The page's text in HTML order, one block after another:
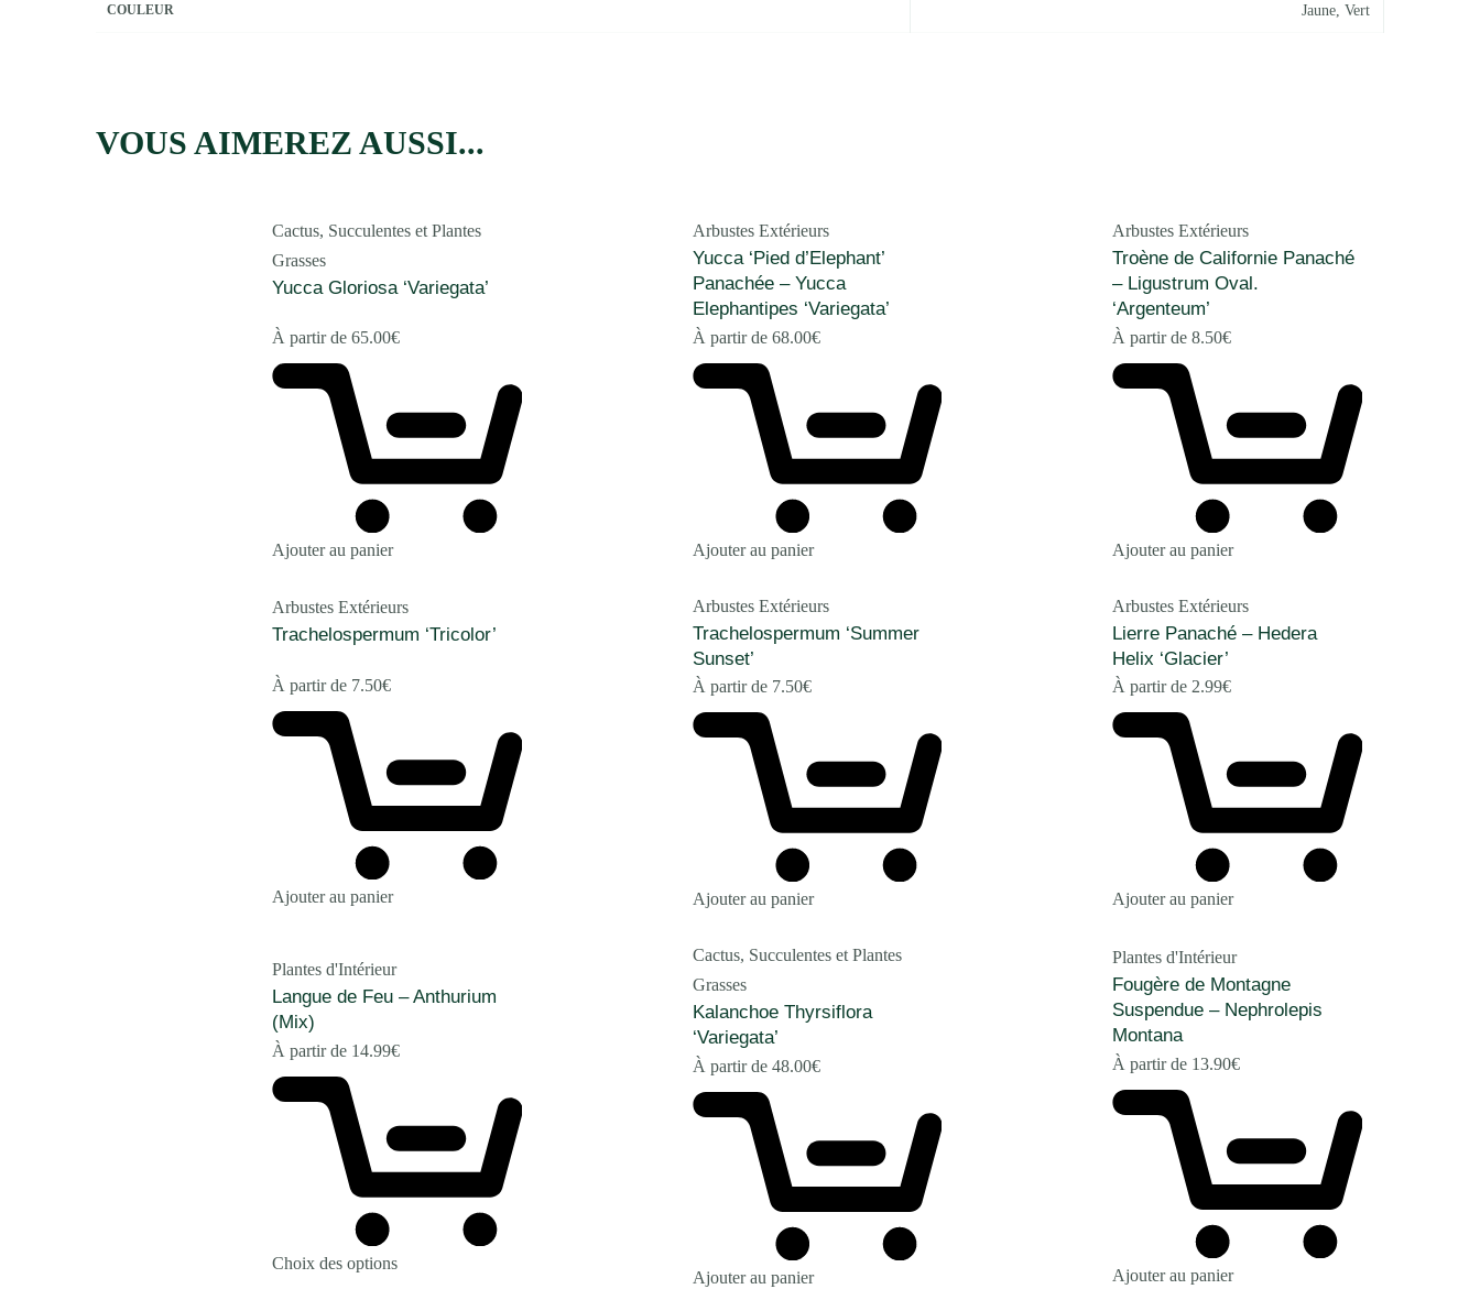
COULEUR Jaune Vert
VOUS AIMEREZ AUSSI...
Cactus, Succulentes et Plantes
Grasses
Yucca Gloriosa ‘Variegata’
À partir de 65.00€
Ajouter au panier
Arbustes Extérieurs
Yucca ‘Pied d’Elephant’
Panachée – Yucca
Elephantipes ‘Variegata’
À partir de 68.00€
Ajouter au panier
Arbustes Extérieurs
Troène de Californie Panaché
– Ligustrum Oval.
‘Argenteum’
À partir de8.50€
Ajouter au panier
Arbustes Extérieurs
Trachelospermum ‘Tricolor’
À partir de 7.50€
Ajouter au panier
Arbustes Extérieurs
Trachelospermum ‘Summer
Sunset’
À partir de 7.50€
Ajouter au panier
Arbustes Extérieurs
Lierre Panaché – Hedera
Helix ‘Glacier’
À partir de 2.99€
Ajouter au panier
Plantes d'Intérieur
Langue de Feu – Anthurium
(Mix)
À partir de 14.99€
Choix des options
Cactus, Succulentes et Plantes
Grasses
Kalanchoe Thyrsiflora
‘Variegata’
À partir de 48.00€
Ajouter au panier
Plantes d'Intérieur
Fougère de Montagne
Suspendue – Nephrolepis
Montana
À partir de 13.90€
Ajouter au panier